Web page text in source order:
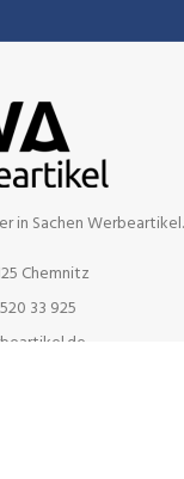
in Sachen Werbeartikel.
Chemnitz
33 925